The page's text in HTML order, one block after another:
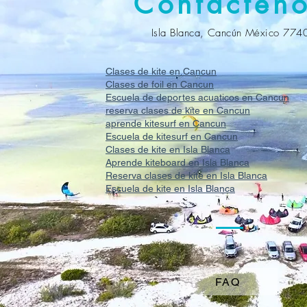
Isla Blanca, Cancún México
Clases de kite en Cancun
Clases de foil en Cancun
Escuela de deportes acuaticos en Cancun
reserva clases de kite en Cancun
aprende kitesurf en Cancun
Escuela de kitesurf en Cancun
Clases de kite en Isla Blanca
Aprende kiteboard en Isla Blanca
Reserva clases de kite en Isla Blanca
Escuela de kite en Isla Blanca
FAQ